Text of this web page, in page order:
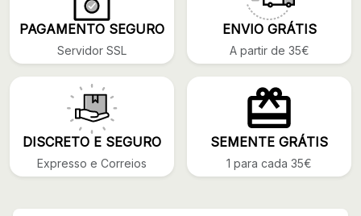
PAGAMENTO SEGURO
Servidor SSL
ENVIO GRÁTIS
A partir de 35€
DISCRETO E SEGURO
Expresso e Correios
SEMENTE GRÁTIS
1 para cada 35€